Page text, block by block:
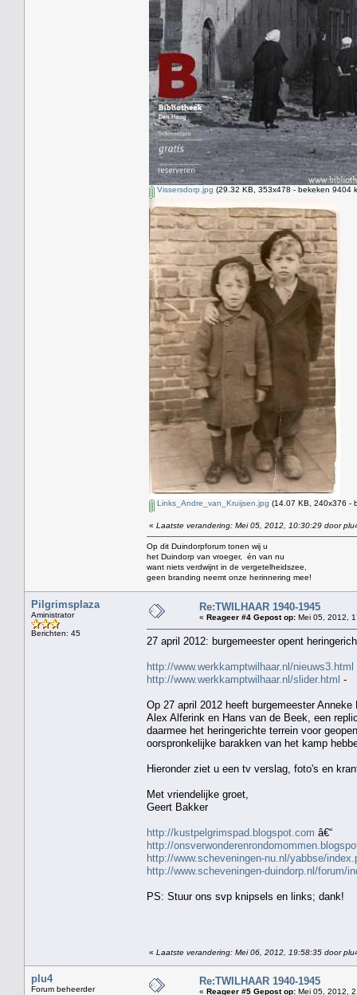
Vissersdorp.jpg (29.32 KB, 353x478 - bekeken 9404
Links_Andre_van_Kruijsen.jpg (14.07 KB, 240x376 -
« Laatste verandering: Mei 05, 2012, 10:30:29 door
Op dit Duindorpforum tonen wij u
het Duindorp van vroeger, én van nu
want niets verdwijnt in de vergetelheidszee,
geen branding neemt onze herinnering mee!
Pilgrimsplaza
Aministrator
Berichten: 45
Re:TWILHAAR 1940-1945
« Reageer #4 Gepost op: Mei 05, 2012,
27 april 2012: burgemeester opent
http://www.werkkamptwilhaar.nl/nieuws3.html
http://www.werkkamptwilhaar.nl/slider.html -
Op 27 april 2012 heeft burgemeester
Alex Alferink en Hans van de Beek, een
daarmee het heringerichte terrein voor
oorspronkelijke barakken van het kamp
Hieronder ziet u een tv verslag, foto's en
Met vriendelijke groet,
Geert Bakker
http://kustpelgrimspad.blogspot.com â€“
http://
http://www.scheveningen-nu.nl/yabbse/
http://www.scheveningen-duindorp.nl/forum/
PS: Stuur ons svp knipsels en links; dank!
« Laatste verandering: Mei 06, 2012, 19:58:35 door
plu4
Forum beheerder
Re:TWILHAAR 1940-1945
« Reageer #5 Gepost op: Mei 05, 2012,